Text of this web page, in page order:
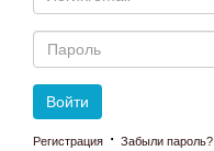
Пароль
Войти
Регистрация · Забыли пароль?